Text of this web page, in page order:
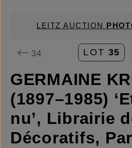
LEITZ AUCTION
34 LOT 35
GERMAINE
(1897–1985)
nu’, Librairie
Décoratifs,